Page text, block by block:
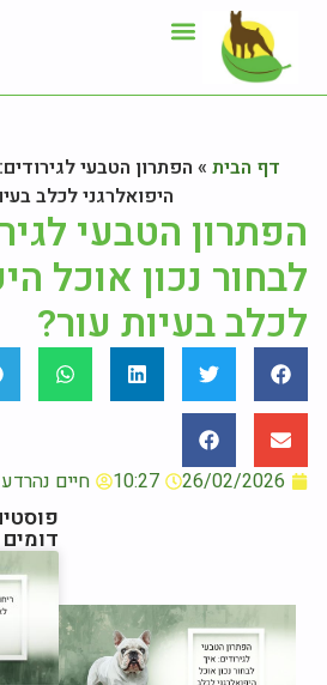
דף הבית » הפתרון הטבעי
היפואלרגני לכלב
הפתרון הטבעי
לבחור נכון אוכל
לכלב בעיות עור?
26/02/2026
10:27 חיים נהרדע
דומים